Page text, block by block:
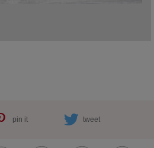
pin it tweet